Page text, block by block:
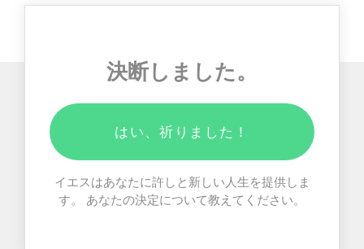
決断しました。
はい、祈りました！
イエスはあなたに許しと新しい人生を提供しま
す。 あなたの決定について教えてください。